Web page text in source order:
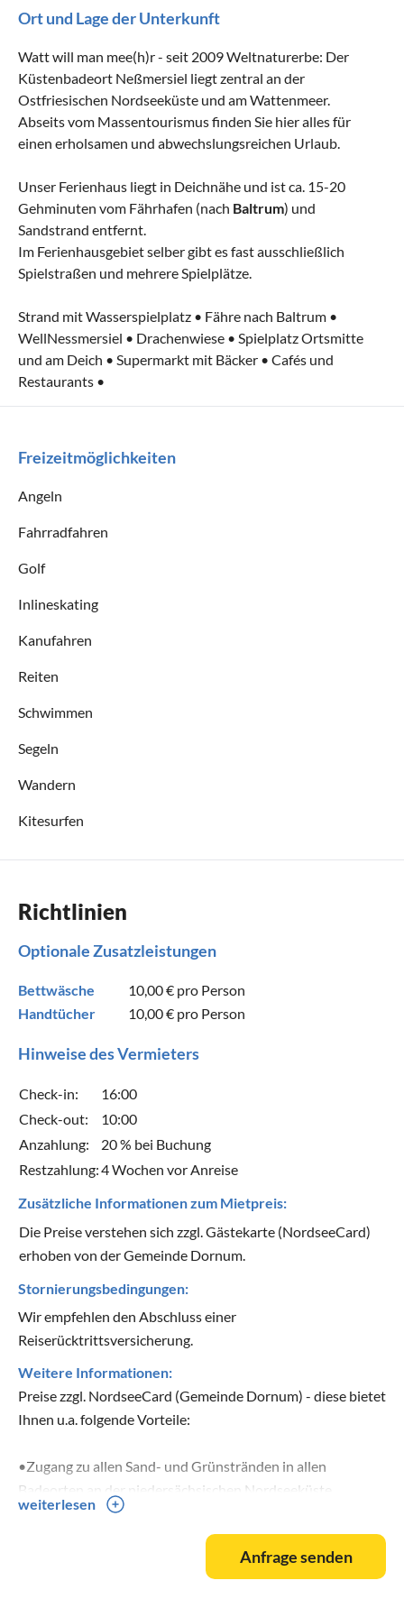
Ort und Lage der Unterkunft
Watt will man mee(h)r - seit 2009 Weltnaturerbe: Der
Küstenbadeort Neßmersiel liegt zentral an der
Ostfriesischen Nordseeküste und am Wattenmeer.
Abseits vom Massentourismus finden Sie hier alles für
einen erholsamen und abwechslungsreichen Urlaub.
Unser Ferienhaus liegt in Deichnähe und ist ca. 15-20
Gehminuten vom Fährhafen (nach Baltrum) und
Sandstrand entfernt.
Im Ferienhausgebiet selber gibt es fast ausschließlich
Spielstraßen und mehrere Spielplätze.
Strand mit Wasserspielplatz • Fähre nach Baltrum •
WellNessmersiel • Drachenwiese • Spielplatz Ortsmitte
und am Deich • Supermarkt mit Bäcker • Cafés und
Restaurants •
Freizeitmöglichkeiten
Angeln
Fahrradfahren
Golf
Inlineskating
Kanufahren
Reiten
Schwimmen
Segeln
Wandern
Kitesurfen
Richtlinien
Optionale Zusatzleistungen
Bettwäsche 10,00 € pro Person
Handtücher
10,00 € pro Person
Hinweise des Vermieters
Check-in:
16:00
Check-out:
10:00
Anzahlung:
20 % bei Buchung
Restzahlung:4 Wochen vor Anreise
Zusätzliche Informationen zum Mietpreis:
Die Preise verstehen sich zzgl. Gästekarte (NordseeCard)
erhoben von der Gemeinde Dornum.
Stornierungsbedingungen:
Wir empfehlen den Abschluss einer
Reiserücktrittsversicherung.
Weitere Informationen:
Preise zzgl. NordseeCard (Gemeinde Dornum) - diese bietet
Ihnen u.a. folgende Vorteile:
•Zugang zu allen Sand- und Grünstränden in allen
Badeorten an der niedersächsischen Nordseeküste
(Ausnahme: Cuxhaven)
•4 Stunden Emobil fahren mit dem Nordsee-Flitzer
•Freier Eintritt in das beheizte Meerwasserfreibad in
weiterlesen
Anfrage senden